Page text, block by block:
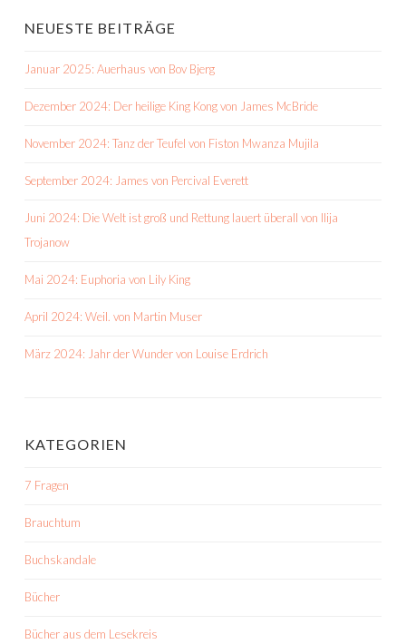
NEUESTE BEITRÄGE
Januar 2025: Auerhaus von Bov Bjerg
Dezember 2024: Der heilige King Kong von James McBride
November 2024: Tanz der Teufel von Fiston Mwanza Mujila
September 2024: James von Percival Everett
Juni 2024: Die Welt ist groß und Rettung lauert überall von Ilija
Trojanow
Mai 2024: Euphoria von Lily King
April 2024: Weil. von Martin Muser
März 2024: Jahr der Wunder von Louise Erdrich
KATEGORIEN
7 Fragen
Brauchtum
Buchskandale
Bücher
Bücher aus dem Lesekreis